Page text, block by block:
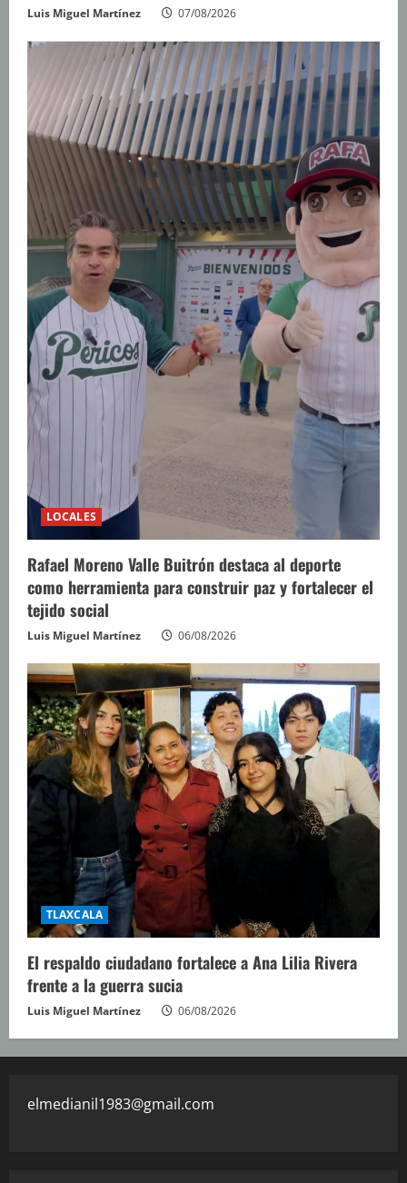
Luis Miguel Martínez 07/08/2026
LOCALES
Rafael Moreno Valle Buitrón destaca al deporte
como herramienta para construir paz y fortalecer el
tejido social
Luis Miguel Martínez 06/08/2026
TLAXCALA
El respaldo ciudadano fortalece a Ana Lilia Rivera
frente a la guerra sucia
Luis Miguel Martínez 06/08/2026
elmedianil1983@gmail.com